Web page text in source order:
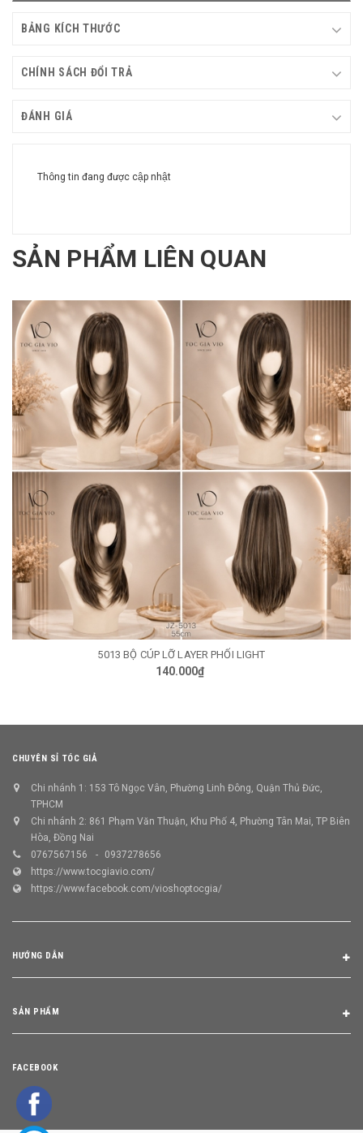
BẢNG KÍCH THƯỚC
CHÍNH SÁCH ĐỔI TRẢ
ĐÁNH GIÁ
Thông tin đang được cập nhật
SẢN PHẨM LIÊN QUAN
5013 BỘ CÚP LỠ LAYER PHỐI LIGHT
140.000₫
CHUYÊN SỈ TÓC GIẢ
Chi nhánh 1: 153 Tô Ngọc Vân, Phường Linh Đông, Quận Thủ Đức,
TPHCM
Chi nhánh 2: 861 Phạm Văn Thuận, Khu Phố 4, Phường Tân Mai, TP Biên
Hòa, Đồng Nai
0767567156
0937278656
https://www.tocgiavio.com/
https://www.facebook.com/vioshoptocgia/
HƯỚNG DẪN
SẢN PHẨM
FACEBOOK